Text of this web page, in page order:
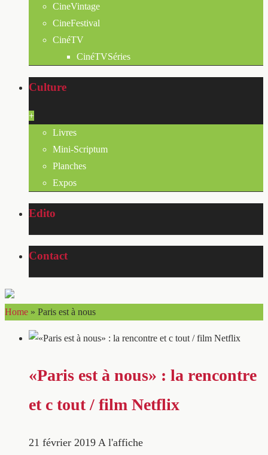
CineVintage
CineFestival
CinéTV
CinéTVSéries
Culture
+
Livres
Mini-Scriptum
Planches
Expos
Edito
Contact
Home » Paris est à nous
«Paris est à nous» : la rencontre
et c tout / film Netflix
21 février 2019 A l'affiche